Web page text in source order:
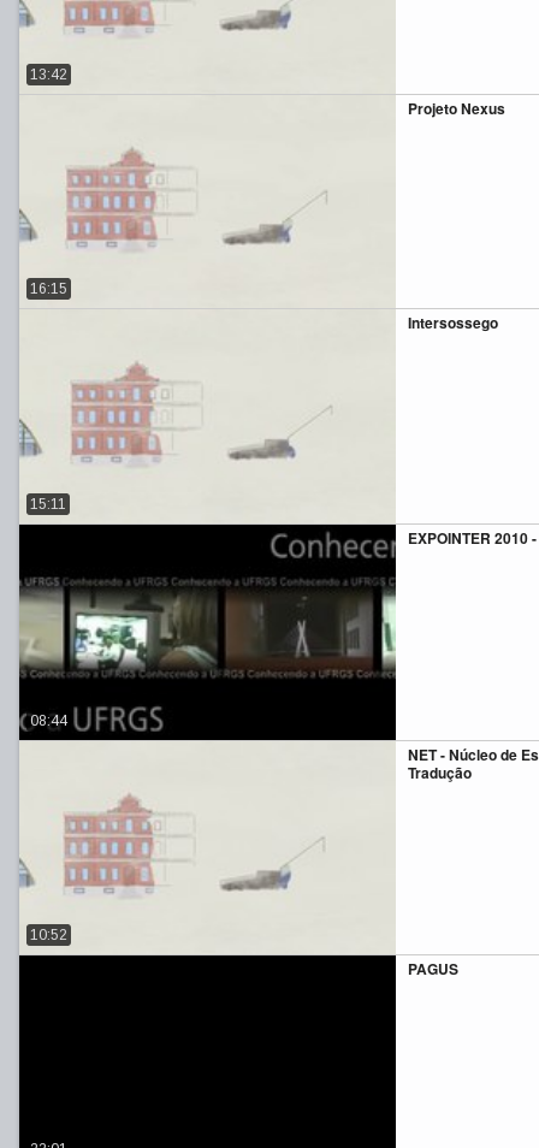
13:42
Projeto Nexus
16:15
Intersossego
15:11
EXPOINTER 2010
08:44
NET - Núcleo de
Tradução
10:52
PAGUS